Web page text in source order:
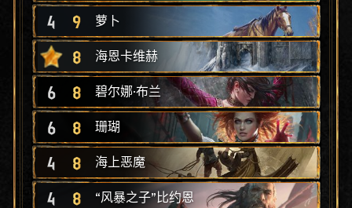
4 9 萝卜
8 海恩卡维赫
6 8 碧尔娜·布兰
6 8 珊瑚
4 8 海上恶魔
4 8 “风暴之子”比约恩